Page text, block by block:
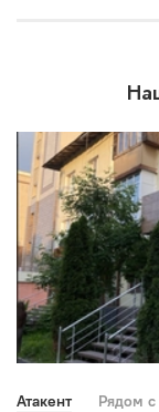
Атакент Рядом с